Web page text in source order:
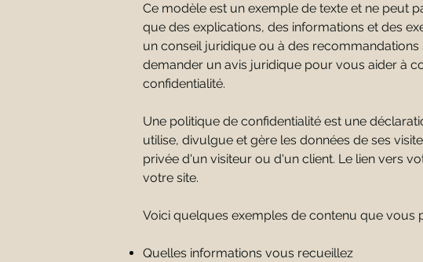
Ce modèle est un exemple de texte et ne peut
que des explications, des informations et des
un conseil juridique ou à des
demander un avis juridique pour vous aider à
confidentialité.
Une politique de confidentialité est une
utilise, divulgue et gère les données de ses
privée d'un visiteur ou d'un client. Le lien vers
votre site.
Voici quelques exemples de contenu que vous
Quelles informations vous recueillez